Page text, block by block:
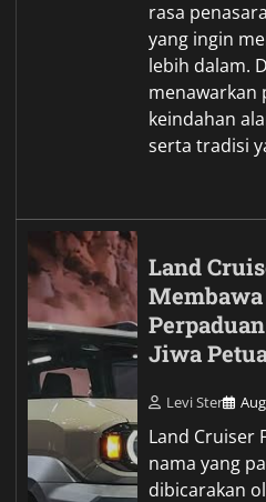
rasa
yang ingin
lebih dalam.
menawarkan
keindahan
serta tradisi
Land
Membawa
Jiwa
Levi Ster
Land Cruiser
nama yang
dibicarakan